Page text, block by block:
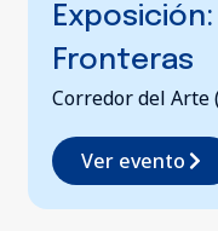
Fronteras
Corredor del Arte
Ver evento